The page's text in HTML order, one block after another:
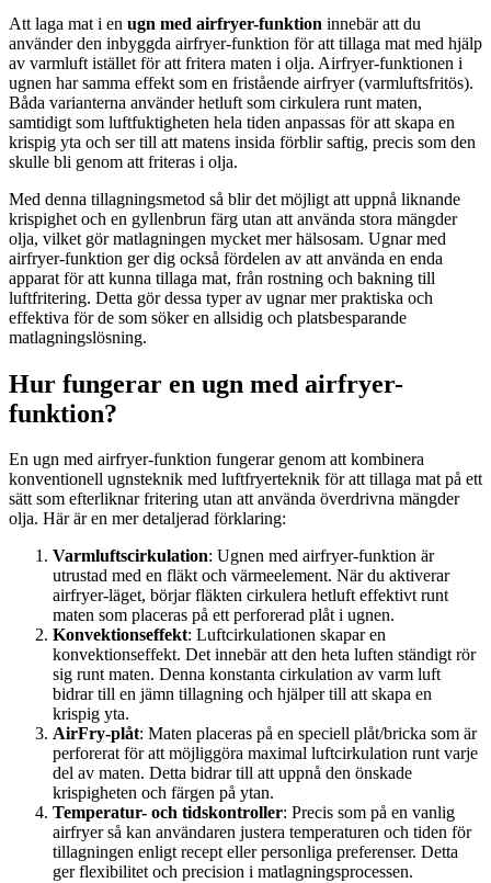
Att laga mat i en ugn med airfryer-funktion innebär att du
använder den inbyggda airfryer-funktion för att tillaga mat med hjälp
av varmluft istället för att fritera maten i olja. Airfryer-funktionen i
ugnen har samma effekt som en fristående airfryer (varmluftsfritös).
Båda varianterna använder hetluft som cirkulera runt maten,
samtidigt som luftfuktigheten hela tiden anpassas för att skapa en
krispig yta och ser till att matens insida förblir saftig, precis som den
skulle bli genom att friteras i olja.
Med denna tillagningsmetod så blir det möjligt att uppnå liknande
krispighet och en gyllenbrun färg utan att använda stora mängder
olja, vilket gör matlagningen mycket mer hälsosam. Ugnar med
airfryer-funktion ger dig också fördelen av att använda en enda
apparat för att kunna tillaga mat, från rostning och bakning till
luftfritering. Detta gör dessa typer av ugnar mer praktiska och
effektiva för de som söker en allsidig och platsbesparande
matlagningslösning.
Hur fungerar en ugn med airfryer-
funktion?
En ugn med airfryer-funktion fungerar genom att kombinera
konventionell ugnsteknik med luftfryerteknik för att tillaga mat på ett
sätt som efterliknar fritering utan att använda överdrivna mängder
olja. Här är en mer detaljerad förklaring:
Varmluftscirkulation: Ugnen med airfryer-funktion är
utrustad med en fläkt och värmeelement. När du aktiverar
airfryer-läget, börjar fläkten cirkulera hetluft effektivt runt
maten som placeras på ett perforerad plåt i ugnen.
Konvektionseffekt: Luftcirkulationen skapar en
konvektionseffekt. Det innebär att den heta luften ständigt rör
sig runt maten. Denna konstanta cirkulation av varm luft
bidrar till en jämn tillagning och hjälper till att skapa en
krispig yta.
AirFry-plåt: Maten placeras på en speciell plåt/bricka som är
perforerat för att möjliggöra maximal luftcirkulation runt varje
del av maten. Detta bidrar till att uppnå den önskade
krispigheten och färgen på ytan.
Temperatur- och tidskontroller: Precis som på en vanlig
airfryer så kan användaren justera temperaturen och tiden för
tillagningen enligt recept eller personliga preferenser. Detta
ger flexibilitet och precision i matlagningsprocessen.